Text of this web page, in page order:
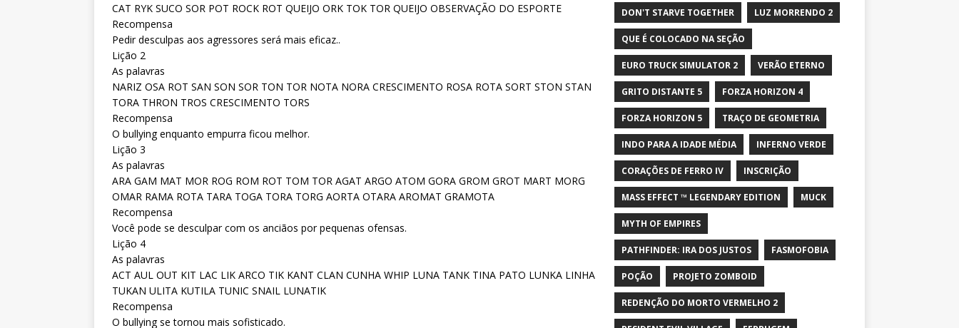
CAT RYK SUCO SOR POT ROCK ROT QUEIJO ORK TOK TOR QUEIJO OBSERVAÇÃO DO ESPORTE
Recompensa
Pedir desculpas aos agressores será mais eficaz..
Lição 2
As palavras
NARIZ OSA ROT SAN SON SOR TON TOR NOTA NORA CRESCIMENTO ROSA ROTA SORT STON STAN
TORA THRON TROS CRESCIMENTO TORS
Recompensa
O bullying enquanto empurra ficou melhor.
Lição 3
As palavras
ARA GAM MAT MOR ROG ROM ROT TOM TOR AGAT ARGO ATOM GORA GROM GROT MART MORG
OMAR RAMA ROTA TARA TOGA TORA TORG AORTA OTARA AROMAT GRAMOTA
Recompensa
Você pode se desculpar com os anciãos por pequenas ofensas.
Lição 4
As palavras
ACT AUL OUT KIT LAC LIK ARCO TIK KANT CLAN CUNHA WHIP LUNA TANK TINA PATO LUNKA LINHA
TUKAN ULITA KUTILA TUNIC SNAIL LUNATIK
Recompensa
O bullying se tornou mais sofisticado.
DON'T STARVE TOGETHER LUZ MORRENDO 2
QUE É COLOCADO NA SEÇÃO
EURO TRUCK SIMULATOR 2 VERÃO ETERNO
GRITO DISTANTE 5 FORZA HORIZON 4
FORZA HORIZON 5 TRAÇO DE GEOMETRIA
INDO PARA A IDADE MÉDIA INFERNO VERDE
CORAÇÕES DE FERRO IV INSCRIÇÃO
MASS EFFECT ™ LEGENDARY EDITION MUCK
MYTH OF EMPIRES
PATHFINDER: IRA DOS JUSTOS FASMOFOBIA
POÇÃO PROJETO ZOMBOID
REDENÇÃO DO MORTO VERMELHO 2